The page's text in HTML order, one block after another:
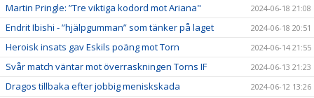
Martin Pringle: ”Tre viktiga kodord mot Ariana" 2024-06-18 21:08
Endrit Ibishi - ”hjälpgumman” som tänker på laget 2024-06-18 20:51
Heroisk insats gav Eskils poäng mot Torn 2024-06-14 21:55
Svår match väntar mot överraskningen Torns IF 2024-06-13 21:23
Dragos tillbaka efter jobbig meniskskada 2024-06-12 13:26